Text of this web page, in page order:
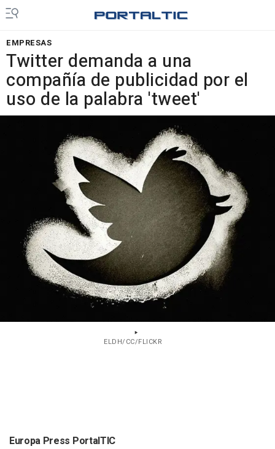
EMPRESAS
Twitter demanda a una
compañía de publicidad por el
uso de la palabra 'tweet'
ELDH/CC/FLICKR
Europa Press PortalTIC